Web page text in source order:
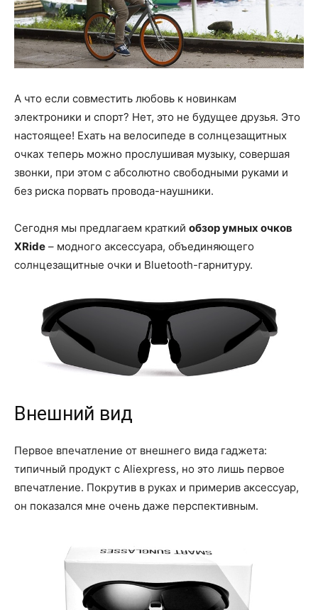
А что если совместить любовь к новинкам
электроники и спорт? Нет, это не будущее друзья. Это
настоящее! Ехать на велосипеде в солнцезащитных
очках теперь можно прослушивая музыку, совершая
звонки, при этом с абсолютно свободными руками и
без риска порвать провода-наушники.
Сегодня мы предлагаем краткий обзор умных очков
XRide – модного аксессуара, объединяющего
солнцезащитные очки и Bluetooth-гарнитуру.
Внешний вид
Первое впечатление от внешнего вида гаджета:
типичный продукт с Aliexpress, но это лишь первое
впечатление. Покрутив в руках и примерив аксессуар,
он показался мне очень даже перспективным.